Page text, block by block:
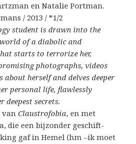
en Natalie Portman.
/ 2013 / *1/2
student is drawn into the
of a diabolic and
starts to terrorize her,
photographs, videos
about herself and delves deeper
personal life, flawlessly
deepest secrets.
vanClaustrofobia, en met
die een bijzonder geschift-
gaf in Hemel (hm –ik moet